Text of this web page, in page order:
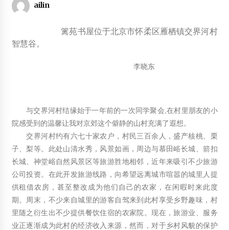
【论文】中国木结构建筑分布及其震害
《日本木材利用手册》在京发布
2013年3月29日
2015年6月8日
国内首个竹木结构半露天襄阳“草庐剧场”9月底试演
2013年4月24日
2012年7月24日
ailin
篱苑书屋位于北京市怀柔区雁栖镇交界河村
智慧谷。
李晓东
与交界河村结缘始于一年前的一次同学聚会,在村里朋友的小
院感受到的温馨让我对京郊这个僻静的山村充满了遐想。
交界河村约有六七十家农户，村民三百余人，盛产核桃、栗
子、梨等。此处山清水秀，风景如画，周边与慕田峪长城、箭扣
长城、神堂峪自然风景区等旅游胜地相邻，近年来吸引不少旅游
公司投资。在此开发旅游线路，向希望远离城市喧嚣的城里人提
供租借农房，甚至整改成为他们自己的农家，在闲暇时来此度
期。周末，不少来自城里的游客自驾来到此村享受乡野趣味，村
里随之衍生出不少提供餐饮住宿的农家院。现在，旅游业、服务
业正逐渐成为此村的经济收入来源，然而，对于乡村风貌的保护